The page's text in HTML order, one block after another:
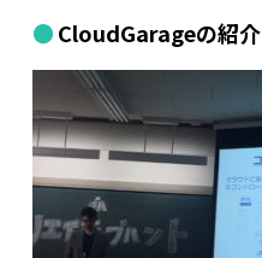
CloudGarageの紹介